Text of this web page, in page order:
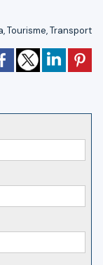
,Tourisme,Transport